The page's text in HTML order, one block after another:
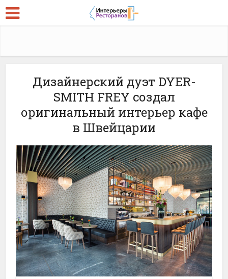
Дизайнерский дуэт DYER-
SMITH FREY создал
оригинальный интерьер кафе
в Швейцарии